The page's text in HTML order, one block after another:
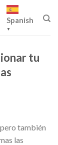
Spanish
▼
tu
también
las